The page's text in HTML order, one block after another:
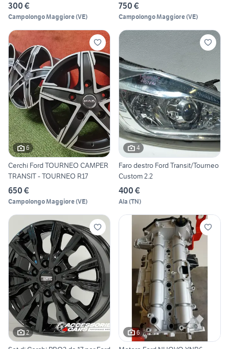
300 €
Campolongo Maggiore(VE)
750 €
Campolongo Maggiore(VE)
6
Cerchi Ford TOURNEO CAMPER
TRANSIT - TOURNEO R17
650 €
Campolongo Maggiore(VE)
4
Faro destro Ford Transit/Tourneo
Custom 2.2
400 €
Ala (TN)
2 6